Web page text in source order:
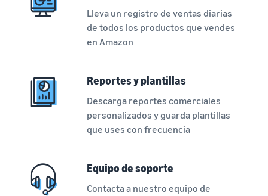
Lleva un registro de ventas diarias
de todos los productos que vendes
en Amazon
Reportes y plantillas
Descarga reportes comerciales
personalizados y guarda plantillas
que uses con frecuencia
Equipo de soporte
Contacta a nuestro equipo de